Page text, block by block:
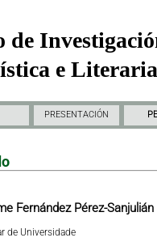
de
e
PRESENTACIÓN
Fernández Pérez-Sanjulián
de Universidade